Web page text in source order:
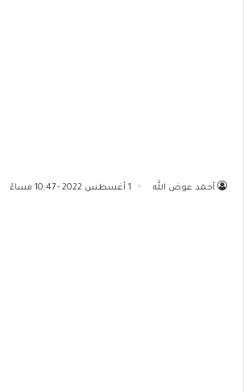
أحمد عوض الله 1 أغسطس 2022 - 10:47 مساءً